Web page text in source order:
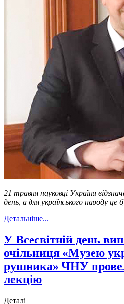
21 травня науковці України
день, а для українського народу це
Детальніше...
У Всесвітній день
очільниця «Музею
рушника» ЧНУ
лекцію
Деталі